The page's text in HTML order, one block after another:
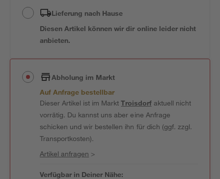
Lieferung nach Hause
Diesen Artikel können wir dir online leider nicht
anbieten.
Abholung im Markt
Auf Anfrage bestellbar
Dieser Artikel ist im MarktTroisdorfaktuell nicht
vorrätig. Du kannst uns aber eine Anfrage
schicken und wir bestellen ihn für dich (ggf. zzgl.
Transportkosten).
Artikel anfragen >
Verfügbar in Deiner Nähe: